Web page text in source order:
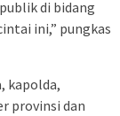
di bidang
ini,” pungkas
kapolda,
provinsi dan